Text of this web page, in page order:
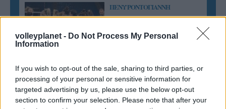
volleyplanet - Do Not Process My Personal
Information
If you wish to opt-out of the sale, sharing to third parties, or
processing of your personal or sensitive information for
targeted advertising by us, please use the below opt-out
section to confirm your selection. Please note that after your
ΠΕΝΥ ΡΟΝΤΟΓΙΑΝΝΗ
11/03/2026
Από την Περούτζια του 2000
στο σήμερα: Tο τρίτο
ιστορία
ΗΛΙΑΣ ΠΑΠΑΪΩΑΝΝΟΥ